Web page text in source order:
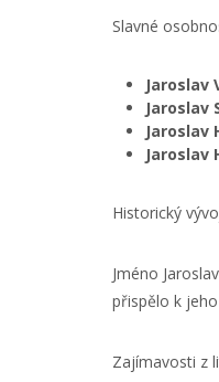
Slavné
Jaroslav
Jaroslav
Jaroslav
Jaroslav
Historický
Jméno
přispělo k
Zajímavosti z